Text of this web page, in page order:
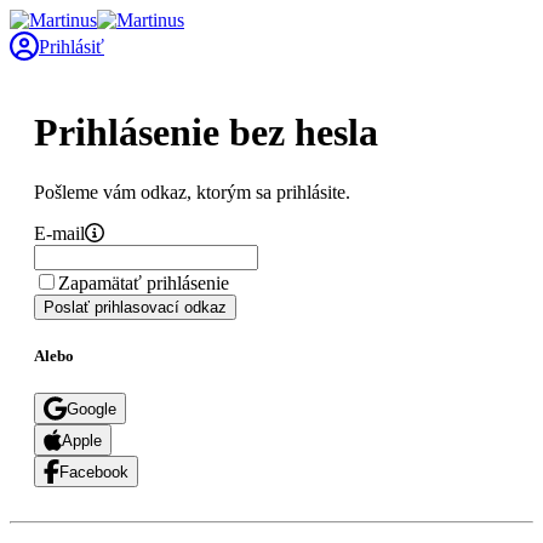
Prihlásiť
Prihlásenie bez hesla
Pošleme vám odkaz, ktorým sa prihlásite.
E-mail
Zapamätať prihlásenie
Poslať prihlasovací odkaz
Alebo
Google
Apple
Facebook